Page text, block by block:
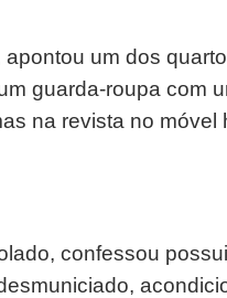
um dos
guarda-roupa com
na revista no
confessou